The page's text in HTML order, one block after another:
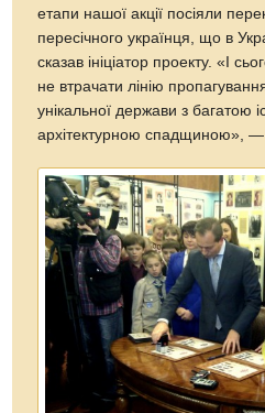
етапи нашої акції посіяли
пересічного українця, що в
сказав ініціатор проекту. «І
не втрачати лінію
унікальної держави з багатою
архітектурною спадщиною», —